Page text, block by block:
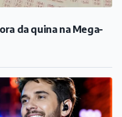
da quina na Mega-